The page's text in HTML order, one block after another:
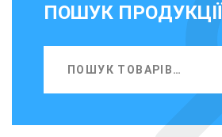
ПОШУК ПРОДУКЦІЇ